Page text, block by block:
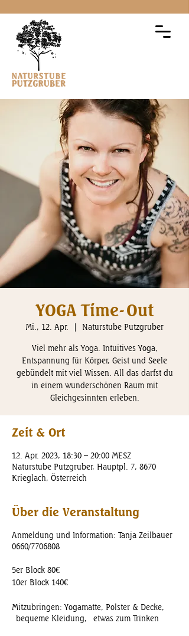
YOGA Time-Out
Mi., 12. Apr.
  |
Naturstube Putzgruber
Viel mehr als Yoga. Intuitives Yoga,
Entspannung für Körper, Geist und Seele
gebündelt mit viel Wissen. All das darfst du
in einem wunderschönen Raum mit
Gleichgesinnten erleben.
Zeit & Ort
12. Apr. 2023, 18:30 – 20:00 MESZ
Naturstube Putzgruber, Hauptpl. 7, 8670
Krieglach, Österreich
Über die Veranstaltung
Anmeldung und Information: Tanja Zeilbauer
0660/7706808
5er Block 80€
10er Block 140€
Mitzubringen: Yogamatte, Polster & Decke,
bequeme Kleidung, etwas zum Trinken